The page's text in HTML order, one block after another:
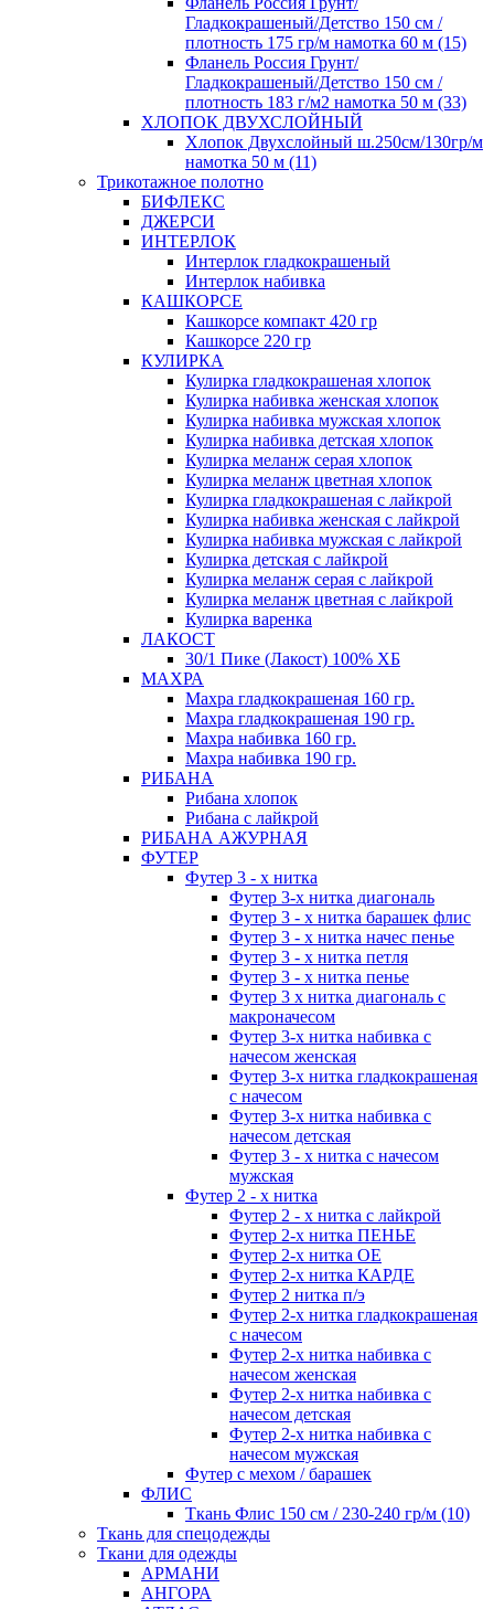
Гладкокрашеный/Детство 150 см /
плотность 175 гр/м намотка 60 м (15)
Фланель Россия Грунт/
Гладкокрашеный/Детство 150 см /
плотность 183 г/м2 намотка 50 м (33)
ХЛОПОК ДВУХСЛОЙНЫЙ
Хлопок Двухслойный ш.250см/130гр/м
намотка 50 м (11)
Трикотажное полотно
БИФЛЕКС
ДЖЕРСИ
ИНТЕРЛОК
Интерлок гладкокрашеный
Интерлок набивка
КАШКОРСЕ
Кашкорсе компакт 420 гр
Кашкорсе 220 гр
КУЛИРКА
Кулирка гладкокрашеная хлопок
Кулирка набивка женская хлопок
Кулирка набивка мужская хлопок
Кулирка набивка детская хлопок
Кулирка меланж серая хлопок
Кулирка меланж цветная хлопок
Кулирка гладкокрашеная с лайкрой
Кулирка набивка женская с лайкрой
Кулирка набивка мужская с лайкрой
Кулирка детская с лайкрой
Кулирка меланж серая с лайкрой
Кулирка меланж цветная с лайкрой
Кулирка варенка
ЛАКОСТ
30/1 Пике (Лакост) 100% ХБ
МАХРА
Махра гладкокрашеная 160 гр.
Махра гладкокрашеная 190 гр.
Махра набивка 160 гр.
Махра набивка 190 гр.
РИБАНА
Рибана хлопок
Рибана с лайкрой
РИБАНА АЖУРНАЯ
ФУТЕР
Футер 3 - х нитка
Футер 3-х нитка диагональ
Футер 3 - х нитка барашек флис
Футер 3 - х нитка начес пенье
Футер 3 - х нитка петля
Футер 3 - х нитка пенье
Футер 3 х нитка диагональ с
макроначесом
Футер 3-х нитка набивка с
начесом женская
Футер 3-х нитка гладкокрашеная
с начесом
Футер 3-х нитка набивка с
начесом детская
Футер 3 - х нитка с начесом
мужская
Футер 2 - х нитка
Футер 2 - х нитка с лайкрой
Футер 2-х нитка ПЕНЬЕ
Футер 2-х нитка ОЕ
Футер 2-х нитка КАРДЕ
Футер 2 нитка п/э
Футер 2-х нитка гладкокрашеная
с начесом
Футер 2-х нитка набивка с
начесом женская
Футер 2-х нитка набивка с
начесом детская
Футер 2-х нитка набивка с
начесом мужская
Футер с мехом / барашек
ФЛИС
Ткань Флис 150 см / 230-240 гр/м (10)
Ткань для спецодежды
Ткани для одежды
АРМАНИ
АНГОРА